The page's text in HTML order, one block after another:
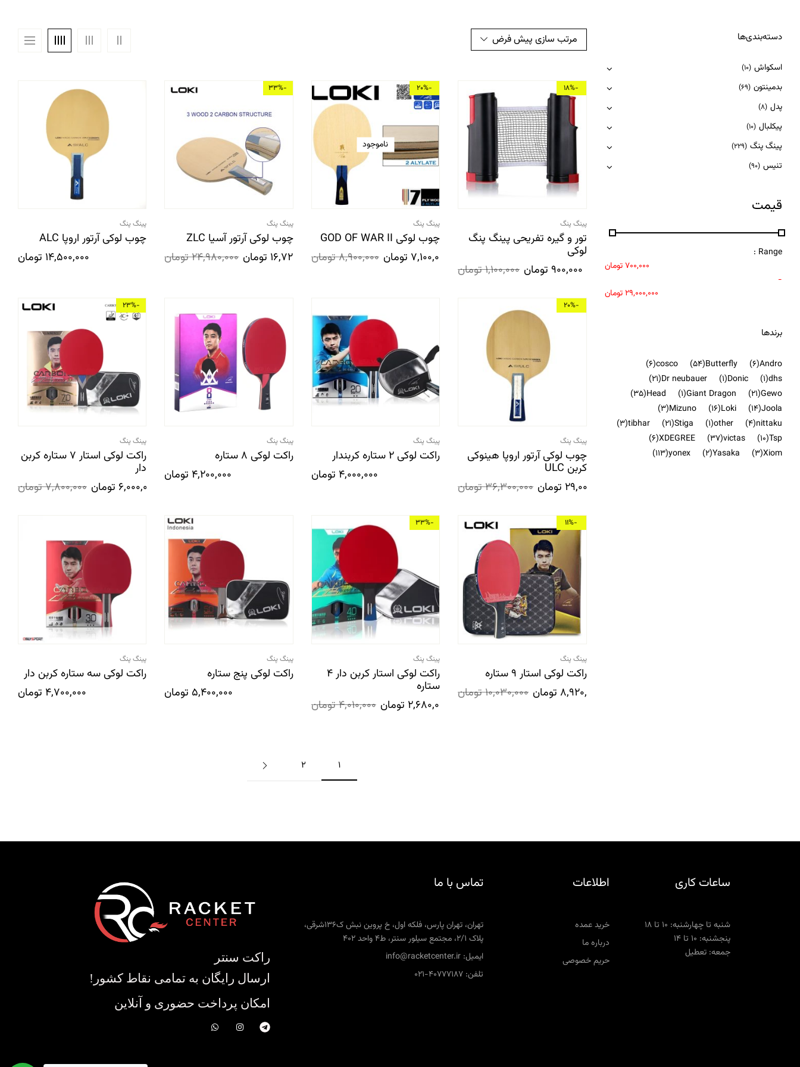
دسته‌بندی‌ها
اسکواش (10)
بدمینتون (69)
پدل (8)
پیکلبال (10)
پینگ پنگ (229)
تنیس (90)
قیمت
Range :
700,000 تومان
-
29,000,000 تومان
برندها
Andro
(6)
Butterfly
(54)
cosco
(6)
dhs
(1)
Donic
(1)
Dr neubauer
(21)
Gewo
(21)
Giant Dragon
(1)
Head
(35)
Joola
(14)
Loki
(16)
Mizuno
(3)
nittaku
(4)
other
(1)
Stiga
(21)
tibhar
(3)
Tsp
(10)
victas
(37)
XDEGREE
(6)
Xiom
(3)
Yasaka
(2)
yonex
(113)
مرتب سازی پیش فرض
-18%
پینگ پنگ
تور و گیره تفریحی پینگ پنگ
لوکی
1,100,000تومان 900,000 تومان
-20%
ناموجود
پینگ پنگ
چوب لوکی GOD OF WAR II
8,900,000تومان 7,100,000 تومان
-33%
پینگ پنگ
چوب لوکی آرتور آسیا ZLC
24,980,000تومان 16,720,000 تومان
پینگ پنگ
چوب لوکی آرتور اروپا ALC
14,500,000 تومان
-20%
پینگ پنگ
چوب لوکی آرتور اروپا هینوکی
کربن ULC
36,300,000تومان 29,000,000 تومان
پینگ پنگ
راکت لوکی 2 ستاره کربندار
4,000,000 تومان
پینگ پنگ
راکت لوکی 8 ستاره
4,200,000 تومان
-23%
پینگ پنگ
راکت لوکی استار 7 ستاره کربن
دار
7,800,000تومان 6,000,000 تومان
-11%
پینگ پنگ
راکت لوکی استار 9 ستاره
10,030,000تومان 8,920,000 تومان
-33%
پینگ پنگ
راکت لوکی استار کربن دار 4
ستاره
4,010,000تومان 2,680,000 تومان
پینگ پنگ
راکت لوکی پنج ستاره
5,400,000 تومان
پینگ پنگ
راکت لوکی سه ستاره کربن دار
4,700,000 تومان
1
2
ساعات کاری
شنبه تا چهارشنبه: ۱۰ تا ۱۸
پنجشنبه: ۱۰ تا ۱۴
جمعه: تعطیل
اطلاعات
خرید عمده
درباره ما
حریم خصوصی
تماس با ما
تهران، تهران پارس، فلکه اول، خ پروین نبش ک136شرقی،
پلاک 2/1، مجتمع سیلور سنتر، ط4 واحد 402
ایمیل: info@racketcenter.ir
تلفن: 40777187-021
راکت سنتر
ارسال رایگان به تمامی نقاط کشور!
امکان پرداخت حضوری و آنلاین